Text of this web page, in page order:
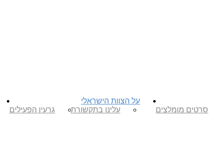
סרטים מומלצים
על הצוות הישראלי
עלינו בתקשורת
גרעין הפעילים